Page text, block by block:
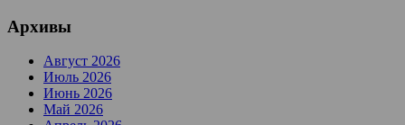
Архивы
Август 2026
Июль 2026
Июнь 2026
Май 2026